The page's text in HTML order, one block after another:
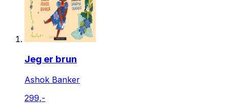
Jeg er brun
Ashok Banker
299,-